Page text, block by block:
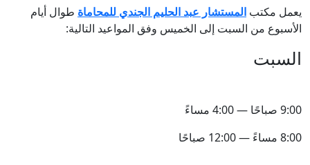
يعمل مكتب المستشار عبد الحليم الجندي للمحاماة طوال أيام
الأسبوع من السبت إلى الخميس وفق المواعيد التالية:
السبت
9:00 صباحًا — 4:00 مساءً
8:00 مساءً — 12:00 صباحًا